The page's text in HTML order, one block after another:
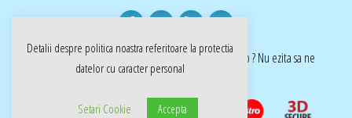
realizat de Dow Media | ai nevoie de o pagina web ? Nu ezita sa ne
cotactati dow-media.ro
Detalii despre politica noastra referitoare la protectia
datelor cu caracter personal
Setari Cookie Accepta